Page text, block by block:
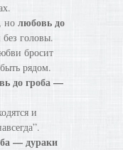
но любовь до
без головы.
бросит
рядом.
до гроба —
и
— дураки